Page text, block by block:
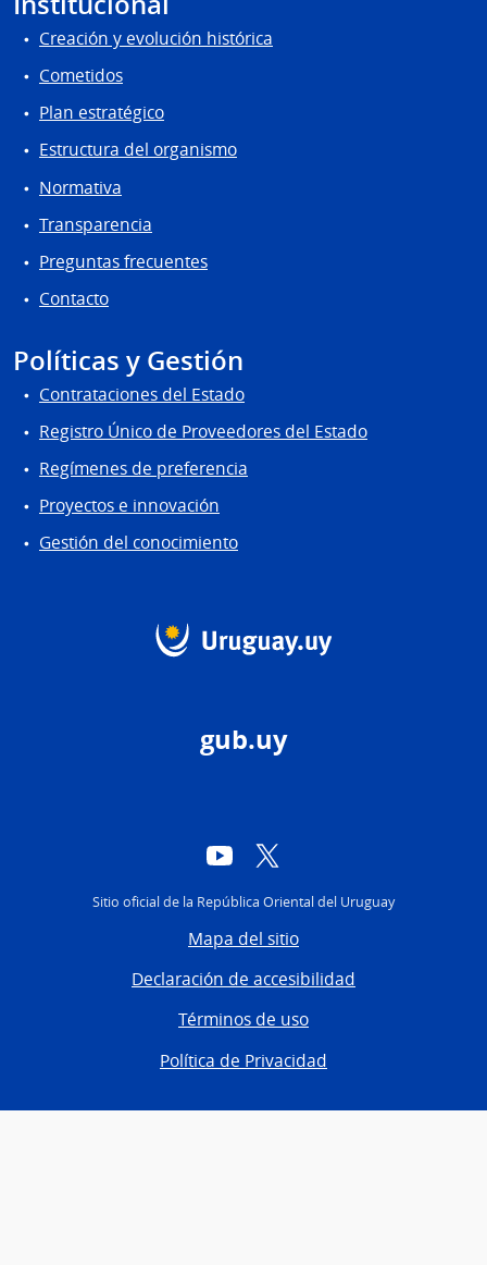
Creación y evolución histórica
Cometidos
Plan estratégico
Estructura del organismo
Normativa
Transparencia
Preguntas frecuentes
Contacto
Políticas y Gestión
Contrataciones del Estado
Registro Único de Proveedores del Estado
Regímenes de preferencia
Proyectos e innovación
Gestión del conocimiento
gub.uy
YouTube
Sitio oficial de la República Oriental del Uruguay
Mapa del sitio
Declaración de accesibilidad
Términos de uso
Política de Privacidad